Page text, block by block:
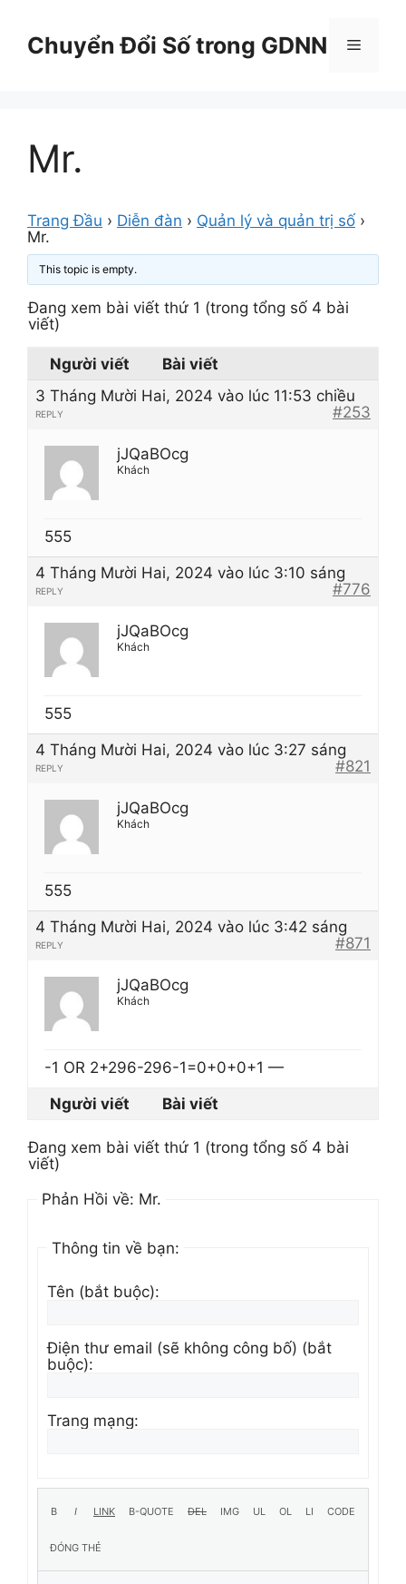
Chuyển Đổi Số trong GDNN Menu
Mr.
Trang Đầu › Diễn đàn › Quản lý và quản trị số ›
Mr.
This topic is empty.
Đang xem bài viết thứ 1 (trong tổng số 4 bài
viết)
Người viết
Bài viết
3 Tháng Mười Hai, 2024 vào lúc 11:53 chiều
#253
REPLY
jJQaBOcg
Khách
555
4 Tháng Mười Hai, 2024 vào lúc 3:10 sáng
#776
REPLY
jJQaBOcg
Khách
555
4 Tháng Mười Hai, 2024 vào lúc 3:27 sáng
#821
REPLY
jJQaBOcg
Khách
555
4 Tháng Mười Hai, 2024 vào lúc 3:42 sáng
#871
REPLY
jJQaBOcg
Khách
-1 OR 2+296-296-1=0+0+0+1 —
Người viết
Bài viết
Đang xem bài viết thứ 1 (trong tổng số 4 bài
viết)
Phản Hồi về: Mr.
Thông tin về bạn:
Tên (bắt buộc):
Điện thư email (sẽ không công bố) (bắt
buộc):
Trang mạng: